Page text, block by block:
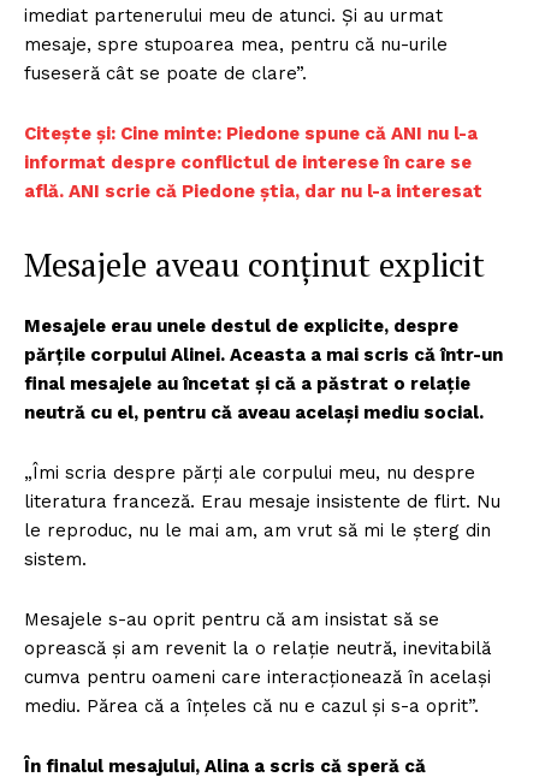
imediat partenerului meu de atunci. Și au urmat
mesaje, spre stupoarea mea, pentru că nu-urile
fuseseră cât se poate de clare”.
Citește și: Cine minte: Piedone spune că ANI nu l-a
informat despre conflictul de interese în care se
află. ANI scrie că Piedone știa, dar nu l-a interesat
Mesajele aveau conținut explicit
Mesajele erau unele destul de explicite, despre
părțile corpului Alinei. Aceasta a mai scris că într-un
final mesajele au încetat și că a păstrat o relație
neutră cu el, pentru că aveau același mediu social.
„Îmi scria despre părți ale corpului meu, nu despre
literatura franceză. Erau mesaje insistente de flirt. Nu
le reproduc, nu le mai am, am vrut să mi le șterg din
sistem.
Mesajele s-au oprit pentru că am insistat să se
oprească și am revenit la o relație neutră, inevitabilă
cumva pentru oameni care interacționează în același
mediu. Părea că a înțeles că nu e cazul și s-a oprit”.
În finalul mesajului, Alina a scris că speră că